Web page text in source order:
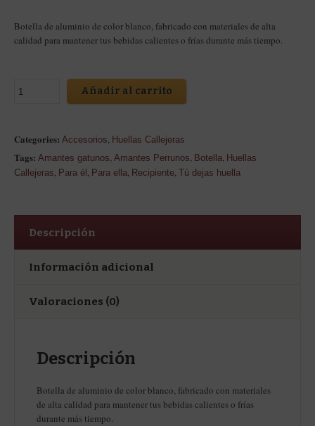
Botella de aluminio de color blanco, fabricado con materiales de alta
calidad para mantener tus bebidas calientes o frías durante más tiempo.
Añadir al carrito
Categories: Accesorios, Huellas Callejeras
Tags: Amantes gatunos, Amantes Perrunos, Botella, Huellas
Callejeras, Para él , Para ella, Recipiente, Tú dejas huella
Descripción
Información adicional
Valoraciones (0)
Descripción
Botella de aluminio de color blanco, fabricado con materiales
de alta calidad para mantener tus bebidas calientes o frías
durante más tiempo.